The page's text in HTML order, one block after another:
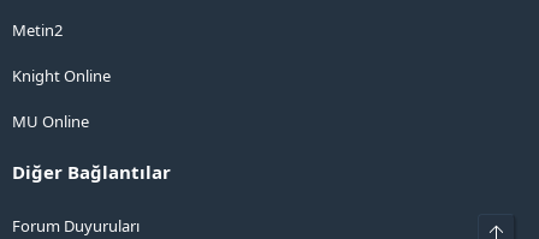
Metin2
Knight Online
MU Online
Diğer Bağlantılar
Forum Duyuruları